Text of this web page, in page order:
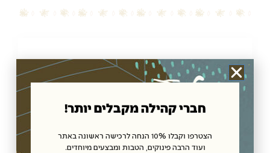
Ceremonie – חליטת תה ירוק גנפאודר – 75 גרם
חברי קהילה מקבלים יותר!
הצטרפו וקבלו 10% הנחה לרכישה ראשונה באתר
ועוד הרבה פינוקים, הטבות ומבצעים מיוחדים.